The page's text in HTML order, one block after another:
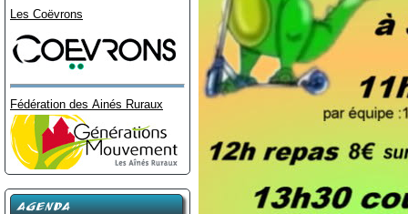
Les Coëvrons
Fédération des Ainés Ruraux
AGENDA